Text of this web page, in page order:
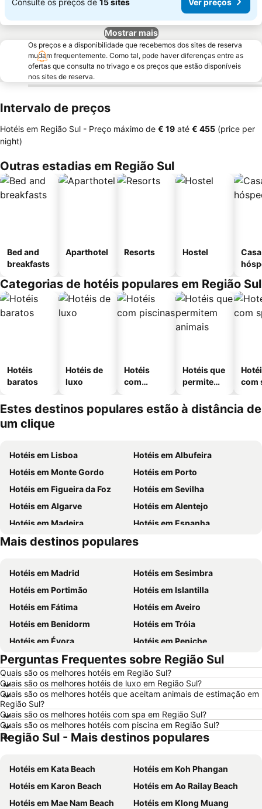
Mostrar mais
Os preços e a disponibilidade que recebemos dos sites de reserva
mudam frequentemente. Como tal, pode haver diferenças entre as
ofertas que consulta no trivago e os preços que estão disponíveis
nos sites de reserva.
Intervalo de preços
Hotéis em Região Sul - Preço máximo de ‎€ 19 até ‎€ 455 (price per
night)
Outras estadias em Região Sul
Bed and
breakfasts
Aparthotel Resorts Hostel
Categorias de hotéis populares em Região Sul
Hotéis
baratos
Hotéis de
luxo
Hotéis
com
Hotéis que
permitem
com
Estes destinos populares estão à distância de
um clique
Hotéis em Lisboa
Hotéis em Albufeira
Hotéis em Monte Gordo
Hotéis em Porto
Hotéis em Figueira da Foz
Hotéis em Sevilha
Hotéis em Algarve
Hotéis em Alentejo
Hotéis em Madeira
Hotéis em Espanha
Hotéis em Centro de Portugal
Hotéis em Sul de Espanha
Mais destinos populares
Hotéis em Madrid
Hotéis em Sesimbra
Hotéis em Portimão
Hotéis em Islantilla
Hotéis em Fátima
Hotéis em Aveiro
Hotéis em Benidorm
Hotéis em Tróia
Hotéis em Évora
Hotéis em Peniche
Hotéis em Porto Santo
Hotéis em Barcelona
Hotéis em Sangenjo
Hotéis em Nazaré
Hotéis em Vigo
Hotéis em Vila Nova de Milfontes
Hotéis em Isla Canela
Hotéis em Roma
Hotéis em Vilamoura
Hotéis em Portugal
Hotéis em Norte de Portugal
Hotéis em Málaga
Hotéis em Ilha do Sal
Perguntas Frequentes sobre Região Sul
Quais são os melhores hotéis em Região Sul?
Quais são os melhores hotéis de luxo em Região Sul?
Quais são os melhores hotéis que aceitam animais de estimação em
Região Sul?
Quais são os melhores hotéis com spa em Região Sul?
Quais são os melhores hotéis com piscina em Região Sul?
Região Sul - Mais destinos populares
Hotéis em Kata Beach
Hotéis em Koh Phangan
Hotéis em Karon Beach
Hotéis em Ao Railay Beach
Hotéis em Mae Nam Beach
Hotéis em Klong Muang